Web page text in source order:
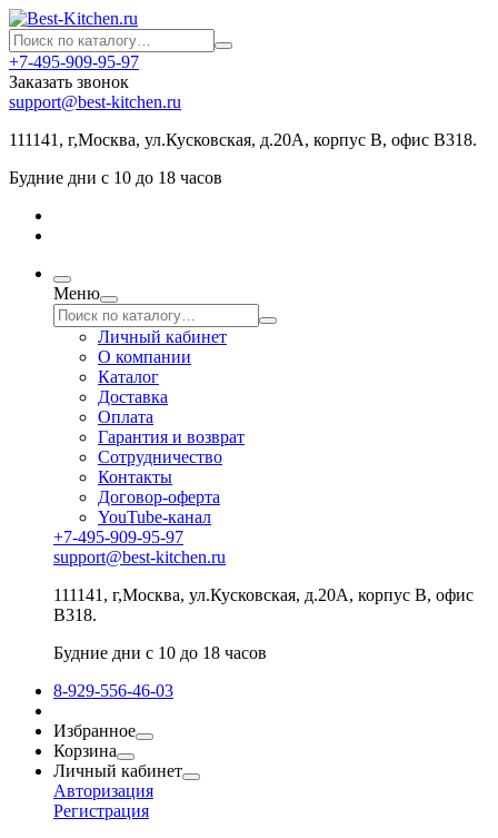
+7-495-909-95-97
Заказать звонок
support@best-kitchen.ru
111141, г,Москва, ул.Кусковская, д.20А, корпус В, офис В318.
Будние дни с 10 до 18 часов
Меню
Личный кабинет
О компании
Каталог
Доставка
Оплата
Гарантия и возврат
Сотрудничество
Контакты
Договор-оферта
YouTube-канал
+7-495-909-95-97
support@best-kitchen.ru
111141, г,Москва, ул.Кусковская, д.20А, корпус В, офис
В318.
Будние дни с 10 до 18 часов
8-929-556-46-03
Избранное
Корзина
Личный кабинет
Авторизация
Регистрация